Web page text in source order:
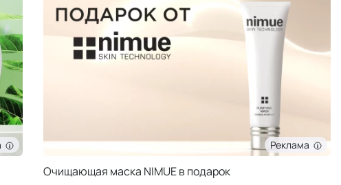
Реклама
Очищающая маска NIMUE в подарок